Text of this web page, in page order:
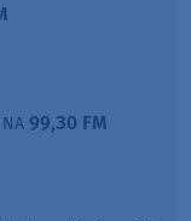
99,30 FM